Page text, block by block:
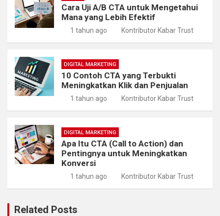
Cara Uji A/B CTA untuk Mengetahui
Mana yang Lebih Efektif
1 tahun ago Kontributor Kabar Trust
DIGITAL MARKETING
10 Contoh CTA yang Terbukti
Meningkatkan Klik dan Penjualan
1 tahun ago Kontributor Kabar Trust
DIGITAL MARKETING
Apa Itu CTA (Call to Action) dan
Pentingnya untuk Meningkatkan
Konversi
1 tahun ago Kontributor Kabar Trust
Related Posts